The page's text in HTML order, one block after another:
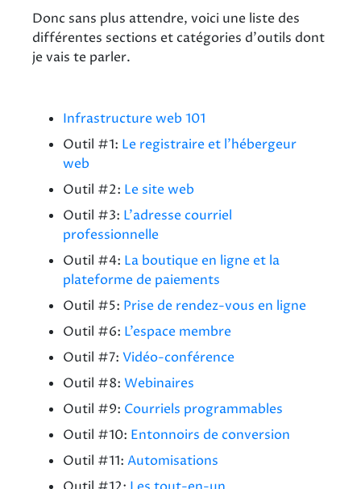
Donc sans plus attendre, voici une liste des
différentes sections et catégories d'outils dont
je vais te parler.
Infrastructure web 101
Outil #1: Le registraire et l’hébergeur
web
Outil #2: Le site web
Outil #3: L’adresse courriel
professionnelle
Outil #4: La boutique en ligne et la
plateforme de paiements
Outil #5: Prise de rendez-vous en ligne
Outil #6: L’espace membre
Outil #7: Vidéo-conférence
Outil #8: Webinaires
Outil #9: Courriels programmables
Outil #10: Entonnoirs de conversion
Outil #11: Automisations